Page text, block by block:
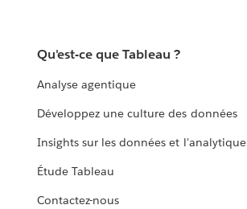
Qu'est-ce que Tableau ?
Analyse agentique
Développez une culture des données
Insights sur les données et l'analytique
Étude Tableau
Contactez-nous